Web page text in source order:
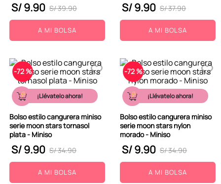
S/39.90
S/9.90
A MI BOLSA
S/37.90
S/9.90
A MI BOLSA
-72 %
¡Llévatelo ahora!
Bolso estilo cangurera miniso
serie moon stars tornasol
plata - Miniso
S/34.90
S/9.90
A MI BOLSA
-72 %
¡Llévatelo ahora!
Bolso estilo cangurera miniso
serie moon stars nylon
morado - Miniso
S/34.90
S/9.90
A MI BOLSA